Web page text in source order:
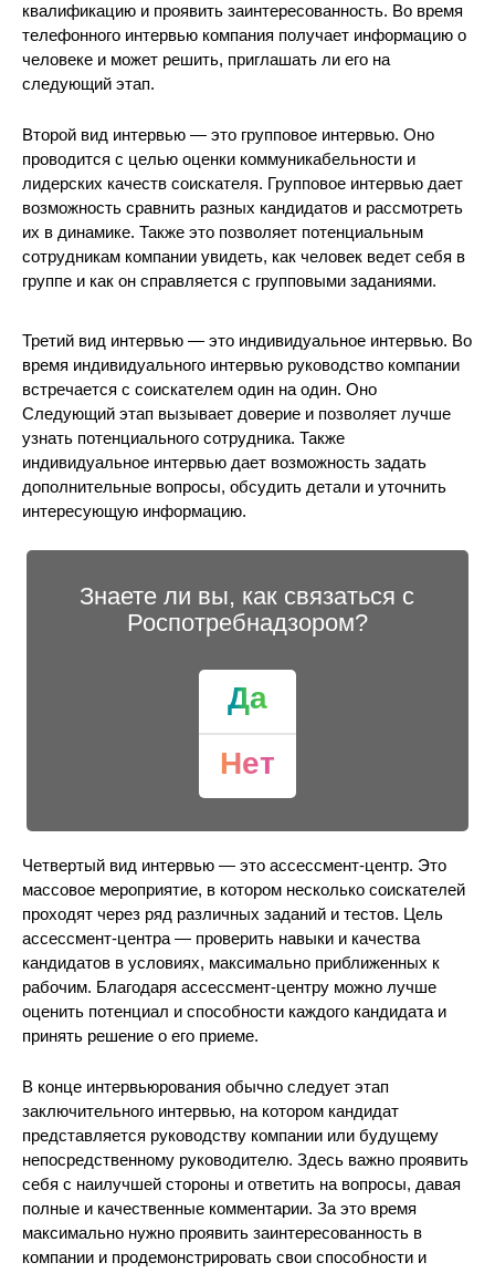
квалификацию и проявить заинтересованность. Во время
телефонного интервью компания получает информацию о
человеке и может решить, приглашать ли его на
следующий этап.
Второй вид интервью — это групповое интервью. Оно
проводится с целью оценки коммуникабельности и
лидерских качеств соискателя. Групповое интервью дает
возможность сравнить разных кандидатов и рассмотреть
их в динамике. Также это позволяет потенциальным
сотрудникам компании увидеть, как человек ведет себя в
группе и как он справляется с групповыми заданиями.
Третий вид интервью — это индивидуальное интервью. Во
время индивидуального интервью руководство компании
встречается с соискателем один на один. Оно
Следующий этап вызывает доверие и позволяет лучше
узнать потенциального сотрудника. Также
индивидуальное интервью дает возможность задать
дополнительные вопросы, обсудить детали и уточнить
интересующую информацию.
Знаете ли вы, как связаться с
Роспотребнадзором?
Да
Нет
Четвертый вид интервью — это ассессмент-центр. Это
массовое мероприятие, в котором несколько соискателей
проходят через ряд различных заданий и тестов. Цель
ассессмент-центра — проверить навыки и качества
кандидатов в условиях, максимально приближенных к
рабочим. Благодаря ассессмент-центру можно лучше
оценить потенциал и способности каждого кандидата и
принять решение о его приеме.
В конце интервьюрования обычно следует этап
заключительного интервью, на котором кандидат
представляется руководству компании или будущему
непосредственному руководителю. Здесь важно проявить
себя с наилучшей стороны и ответить на вопросы, давая
полные и качественные комментарии. За это время
максимально нужно проявить заинтересованность в
компании и продемонстрировать свои способности и